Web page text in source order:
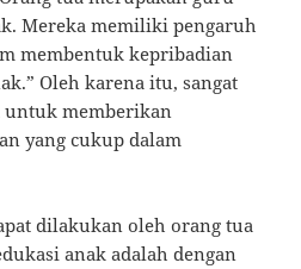
Mereka memiliki pengaruh
membentuk kepribadian
Oleh karena itu, sangat
untuk memberikan
yang cukup dalam
dilakukan oleh orang tua
anak adalah dengan